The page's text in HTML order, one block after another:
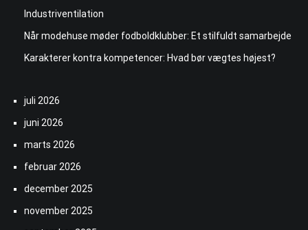
Industriventilation
Når modehuse møder fodboldklubber: Et stilfuldt samarbejde
Karakterer kontra kompetencer: Hvad bør vægtes højest?
juli 2026
juni 2026
marts 2026
februar 2026
december 2025
november 2025